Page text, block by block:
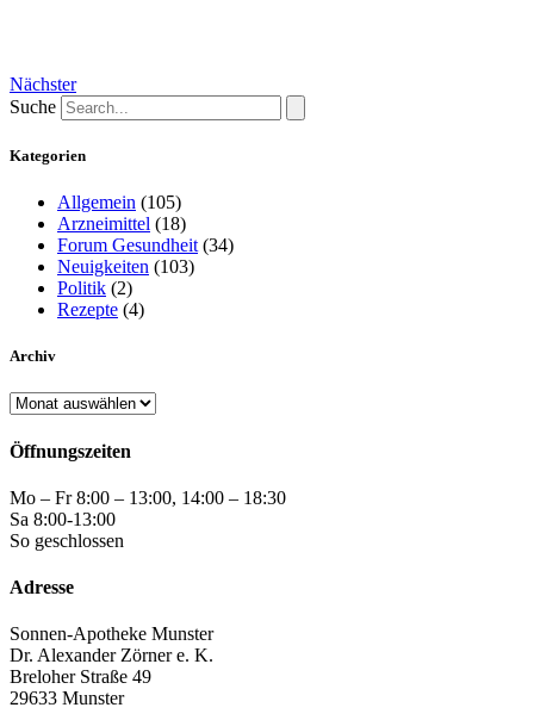
Nächster
Suche
Kategorien
Allgemein (105)
Arzneimittel (18)
Forum Gesundheit (34)
Neuigkeiten (103)
Politik (2)
Rezepte (4)
Archiv
Archiv
Öffnungszeiten
Mo – Fr 8:00 – 13:00, 14:00 – 18:30
Sa 8:00-13:00
So geschlossen
Adresse
Sonnen-Apotheke Munster
Dr. Alexander Zörner e. K.
Breloher Straße 49
29633 Munster